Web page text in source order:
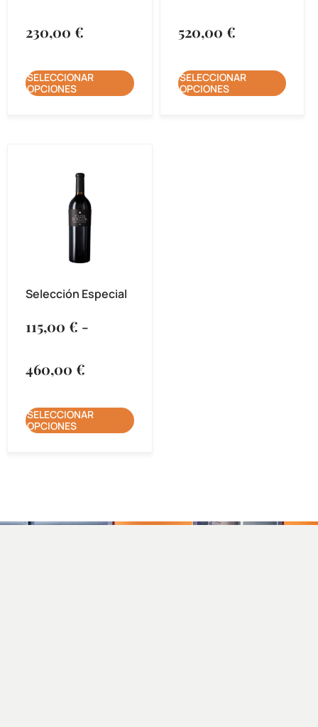
230,00 €
SELECCIONAR
OPCIONES
520,00 €
SELECCIONAR
OPCIONES
Selección Especial
115,00 € -
460,00 €
SELECCIONAR
OPCIONES